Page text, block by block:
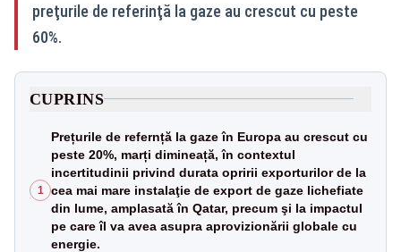
preţurile de referinţă la gaze au crescut cu peste
60%.
CUPRINS
1
Prețurile de refernță la gaze în Europa au crescut cu
peste 20%, marți dimineață, în contextul
incertitudinii privind durata opririi exporturilor de la
cea mai mare instalaţie de export de gaze lichefiate
din lume, amplasată în Qatar, precum şi la impactul
pe care îl va avea asupra aprovizionării globale cu
energie.